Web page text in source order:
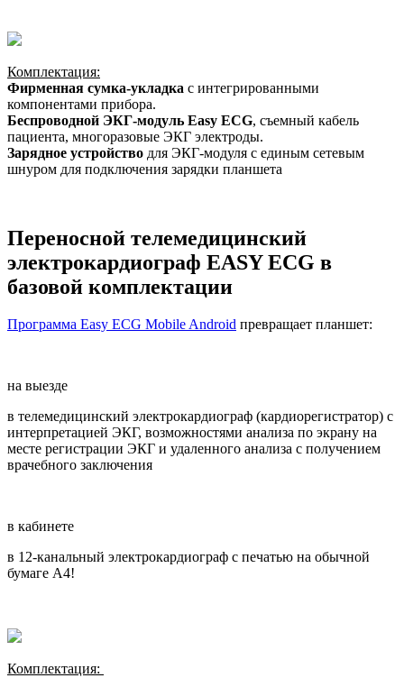
Комплектация:
Фирменная сумка-укладка с интегрированными
компонентами прибора.
Беспроводной ЭКГ-модуль Easy ECG, съемный кабель
пациента, многоразовые ЭКГ электроды.
Зарядное устройство для ЭКГ-модуля с единым сетевым
шнуром для подключения зарядки планшета
Переносной телемедицинский
электрокардиограф EASY ECG в
базовой комплектации
Программа Easy ECG Mobile Android превращает планшет:
на выезде
в телемедицинский электрокардиограф (кардиорегистратор) с
интерпретацией ЭКГ, возможностями анализа по экрану на
месте регистрации ЭКГ и удаленного анализа с получением
врачебного заключения
в кабинете
в 12-канальный электрокардиограф с печатью на обычной
бумаге А4!
Комплектация: